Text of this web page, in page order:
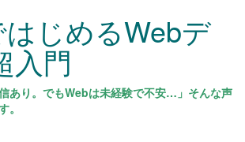
じめるWebデ
入門
あり。でもWebは未経験で不安…」そんな声
。